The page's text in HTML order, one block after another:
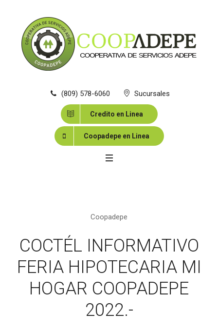
(809) 578-6060 Sucursales
Credito en Linea
Coopadepe en Linea
Coopadepe
COCTÉL INFORMATIVO
FERIA HIPOTECARIA MI
HOGAR COOPADEPE
2022.-